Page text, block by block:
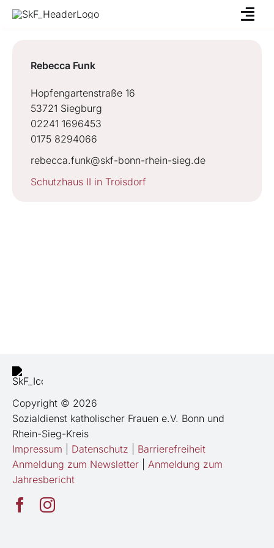
Skip
Rebecca Funk
Hopfengartenstraße 16
53721 Siegburg
02241 1696453
0175 8294066
rebecca.funk@skf-bonn-rhein-sieg.de
Schutzhaus II in Troisdorf
Copyright © 2026
Sozialdienst katholischer Frauen e.V. Bonn und
Rhein-Sieg-Kreis
Impressum
Datenschutz
Barrierefreiheit
Anmeldung zum Newsletter| Anmeldung zum
Jahresbericht